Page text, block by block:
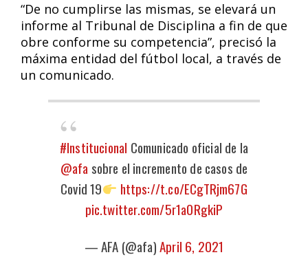
“De no cumplirse las mismas, se elevará un
informe al Tribunal de Disciplina a fin de que
obre conforme su competencia”, precisó la
máxima entidad del fútbol local, a través de
un comunicado.
#Institucional Comunicado oficial de la
@afa sobre el incremento de casos de
Covid 19
https://t.co/ECgTRjm67G
pic.twitter.com/5r1a0RgkiP
— AFA (@afa)April 6, 2021